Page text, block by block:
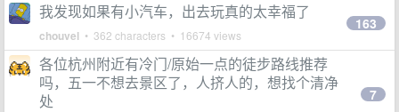
我发现如果有小汽车，出去玩真的太幸福了
chouvel • 362 characters • 16674 views
163
各位杭州附近有冷门/原始一点的徒步路线推荐
吗，五一不想去景区了，人挤人的，想找个清净
处
7